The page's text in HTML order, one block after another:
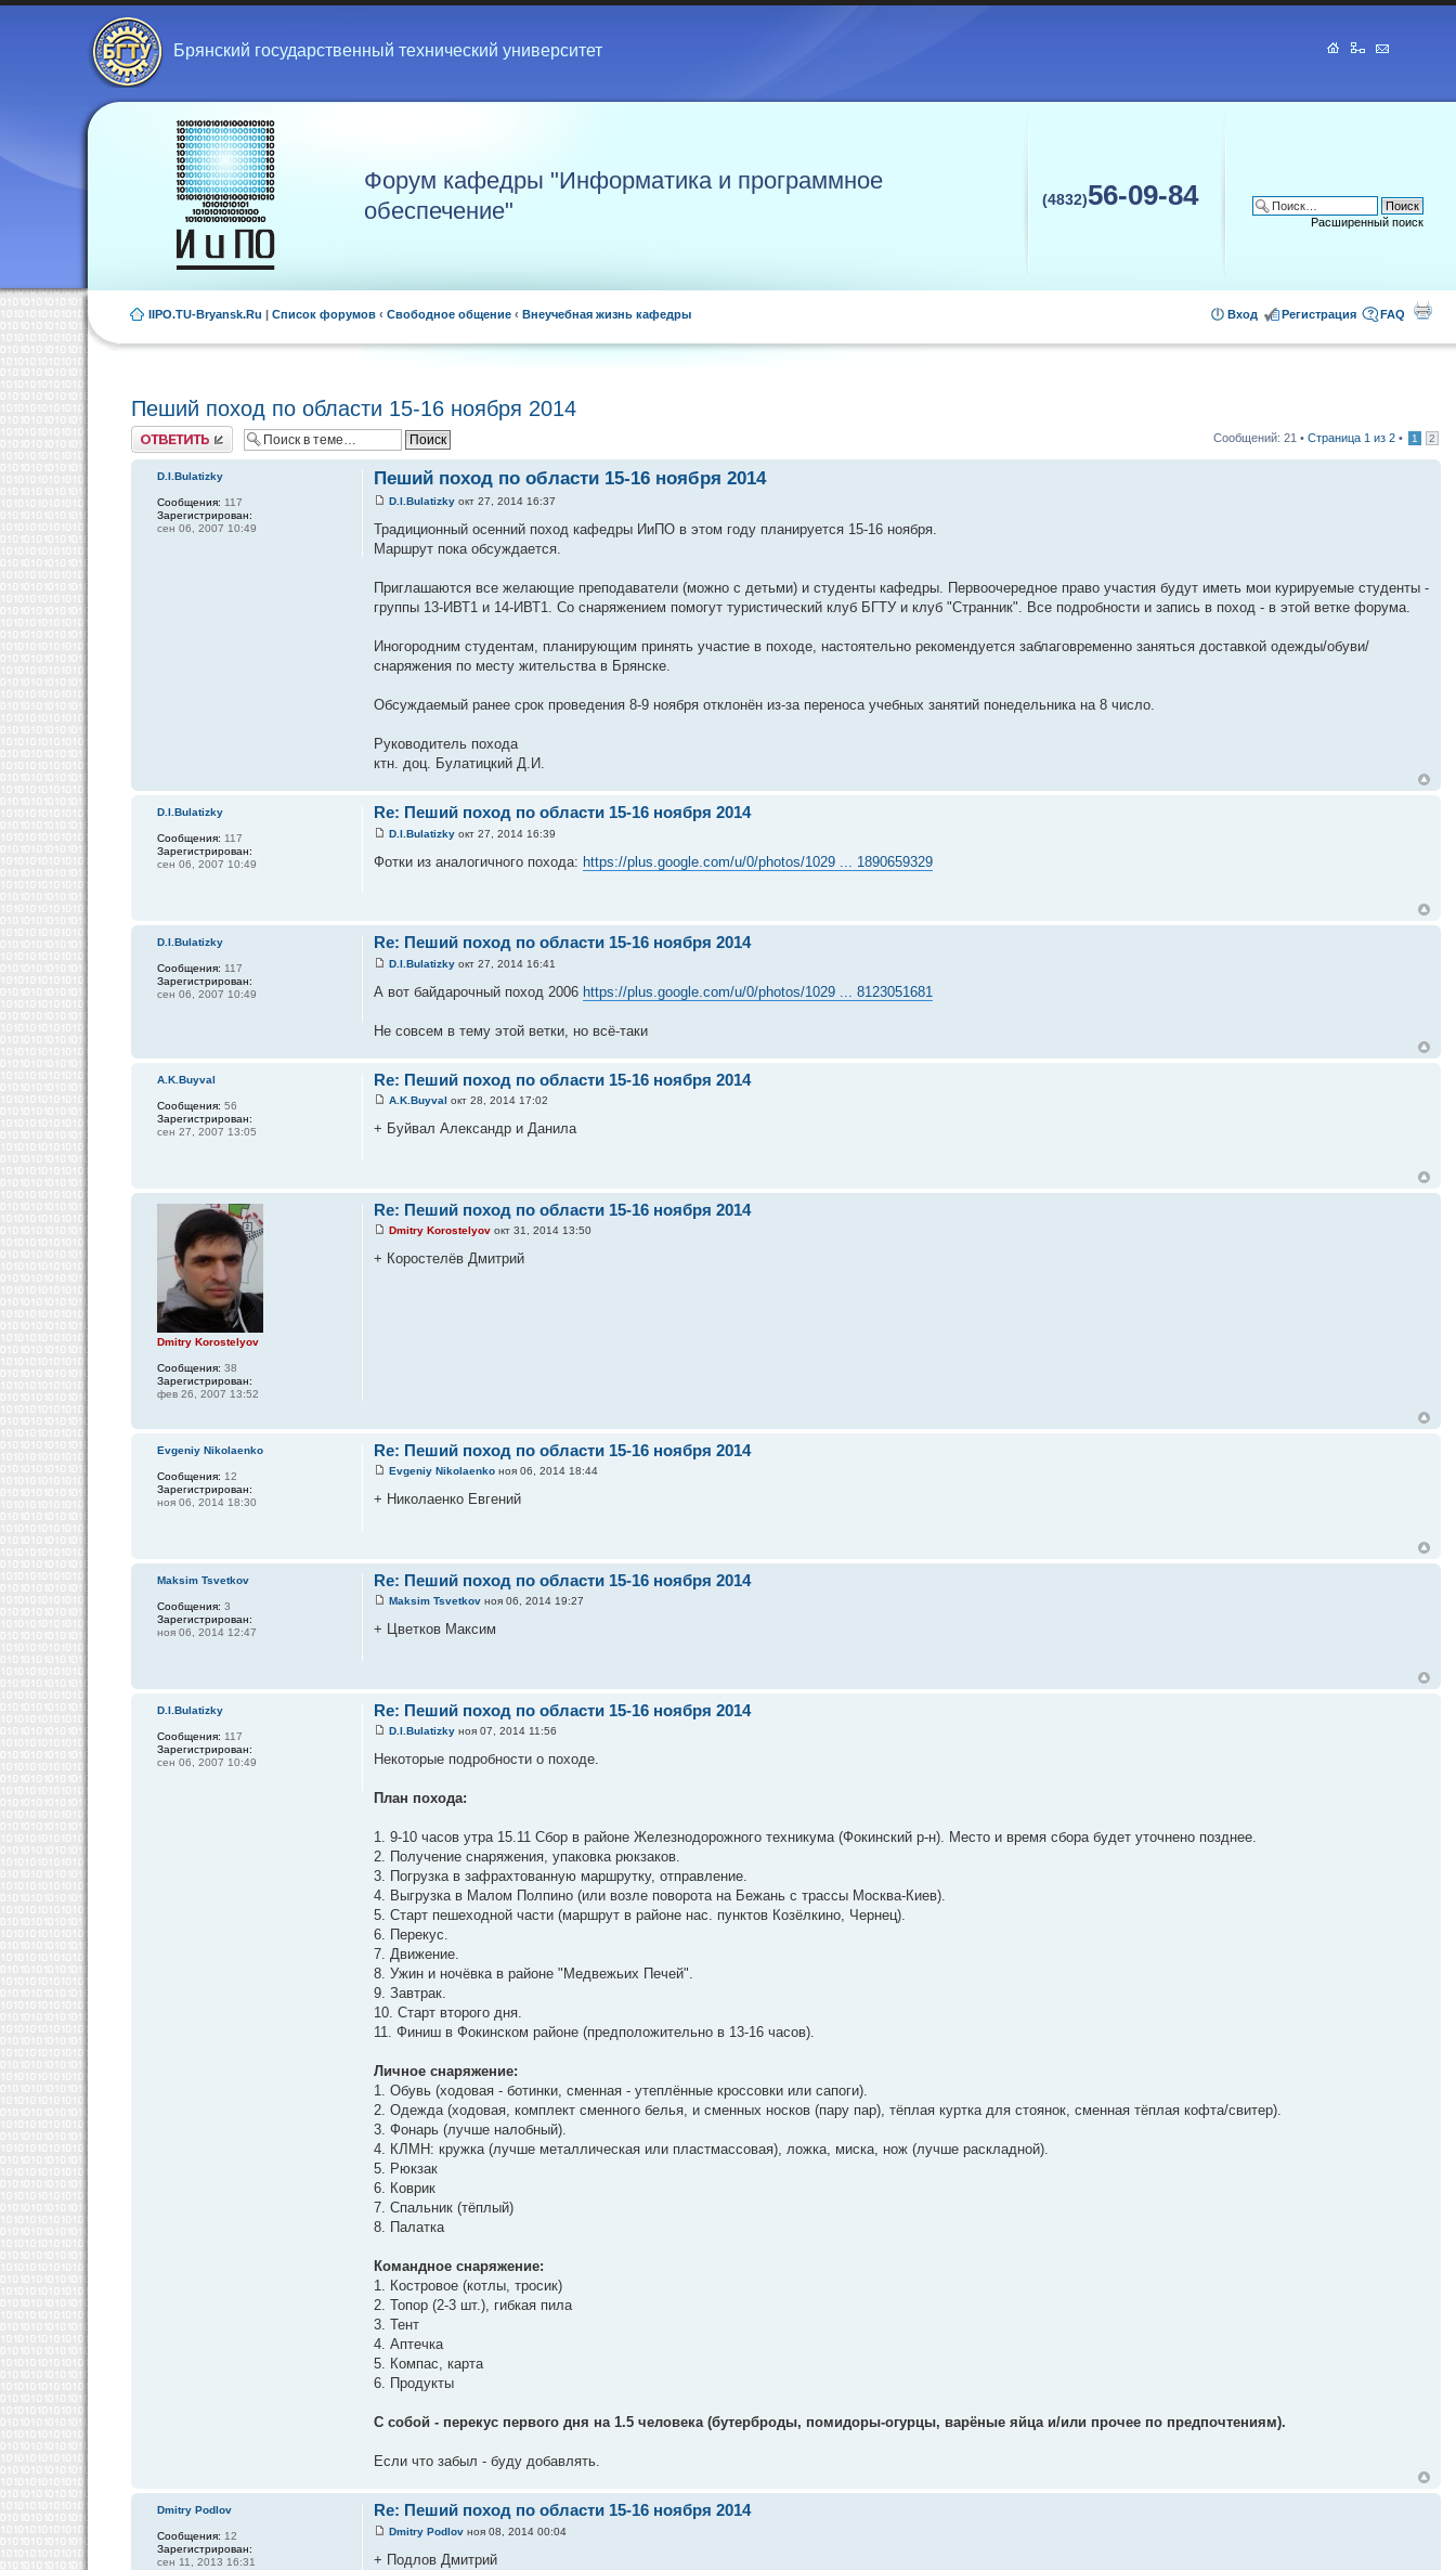
Брянский государственный технический университет
Форум кафедры "Информатика и программное
обеспечение"
(4832)56-09-84
Расширенный поиск
IIPO.TU-Bryansk.Ru | Список форумов ‹ Свободное общение ‹ Внеучебная жизнь кафедры FAQ
Регистрация
Вход
Пеший поход по области 15-16 ноября 2014
Ответить Сообщений: 21 • Страница 1 из 2 • 1 2
Пеший поход по области 15-16 ноября 2014
D.I.Bulatizky окт 27, 2014 16:37
Традиционный осенний поход кафедры ИиПО в этом году планируется 15-16 ноября.
Маршрут пока обсуждается.
Приглашаются все желающие преподаватели (можно с детьми) и студенты кафедры. Первоочередное право участия будут иметь мои курируемые студенты -
группы 13-ИВТ1 и 14-ИВТ1. Со снаряжением помогут туристический клуб БГТУ и клуб "Странник". Все подробности и запись в поход - в этой ветке форума.
Иногородним студентам, планирующим принять участие в походе, настоятельно рекомендуется заблаговременно заняться доставкой одежды/обуви/
снаряжения по месту жительства в Брянске.
Обсуждаемый ранее срок проведения 8-9 ноября отклонён из-за переноса учебных занятий понедельника на 8 число.
Руководитель похода
ктн. доц. Булатицкий Д.И.
D.I.Bulatizky
Сообщения: 117
Зарегистрирован:
сен 06, 2007 10:49
Re: Пеший поход по области 15-16 ноября 2014
D.I.Bulatizky окт 27, 2014 16:39
Фотки из аналогичного похода: https://plus.google.com/u/0/photos/1029 ... 1890659329
D.I.Bulatizky
Сообщения: 117
Зарегистрирован:
сен 06, 2007 10:49
Re: Пеший поход по области 15-16 ноября 2014
D.I.Bulatizky окт 27, 2014 16:41
А вот байдарочный поход 2006 https://plus.google.com/u/0/photos/1029 ... 8123051681
Не совсем в тему этой ветки, но всё-таки
D.I.Bulatizky
Сообщения: 117
Зарегистрирован:
сен 06, 2007 10:49
Re: Пеший поход по области 15-16 ноября 2014
A.K.Buyval окт 28, 2014 17:02
+ Буйвал Александр и Данила
A.K.Buyval
Сообщения: 56
Зарегистрирован:
сен 27, 2007 13:05
Re: Пеший поход по области 15-16 ноября 2014
Dmitry Korostelyov окт 31, 2014 13:50
+ Коростелёв Дмитрий
Dmitry Korostelyov
Сообщения: 38
Зарегистрирован:
фев 26, 2007 13:52
Re: Пеший поход по области 15-16 ноября 2014
Evgeniy Nikolaenko ноя 06, 2014 18:44
+ Николаенко Евгений
Evgeniy Nikolaenko
Сообщения: 12
Зарегистрирован:
ноя 06, 2014 18:30
Re: Пеший поход по области 15-16 ноября 2014
Maksim Tsvetkov ноя 06, 2014 19:27
+ Цветков Максим
Maksim Tsvetkov
Сообщения: 3
Зарегистрирован:
ноя 06, 2014 12:47
Re: Пеший поход по области 15-16 ноября 2014
D.I.Bulatizky ноя 07, 2014 11:56
Некоторые подробности о походе.
План похода:
1. 9-10 часов утра 15.11 Сбор в районе Железнодорожного техникума (Фокинский р-н). Место и время сбора будет уточнено позднее.
2. Получение снаряжения, упаковка рюкзаков.
3. Погрузка в зафрахтованную маршрутку, отправление.
4. Выгрузка в Малом Полпино (или возле поворота на Бежань с трассы Москва-Киев).
5. Старт пешеходной части (маршрут в районе нас. пунктов Козёлкино, Чернец).
6. Перекус.
7. Движение.
8. Ужин и ночёвка в районе "Медвежьих Печей".
9. Завтрак.
10. Старт второго дня.
11. Финиш в Фокинском районе (предположительно в 13-16 часов).
Личное снаряжение:
1. Обувь (ходовая - ботинки, сменная - утеплённые кроссовки или сапоги).
2. Одежда (ходовая, комплект сменного белья, и сменных носков (пару пар), тёплая куртка для стоянок, сменная тёплая кофта/свитер).
3. Фонарь (лучше налобный).
4. КЛМН: кружка (лучше металлическая или пластмассовая), ложка, миска, нож (лучше раскладной).
5. Рюкзак
6. Коврик
7. Спальник (тёплый)
8. Палатка
Командное снаряжение:
1. Костровое (котлы, тросик)
2. Топор (2-3 шт.), гибкая пила
3. Тент
4. Аптечка
5. Компас, карта
6. Продукты
С собой - перекус первого дня на 1.5 человека (бутерброды, помидоры-огурцы, варёные яйца и/или прочее по предпочтениям).
Если что забыл - буду добавлять.
D.I.Bulatizky
Сообщения: 117
Зарегистрирован:
сен 06, 2007 10:49
Re: Пеший поход по области 15-16 ноября 2014
Dmitry Podlov ноя 08, 2014 00:04
+ Подлов Дмитрий
Dmitry Podlov
Сообщения: 12
Зарегистрирован:
сен 11, 2013 16:31